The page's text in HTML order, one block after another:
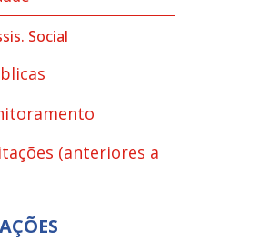
Social
(anteriores a